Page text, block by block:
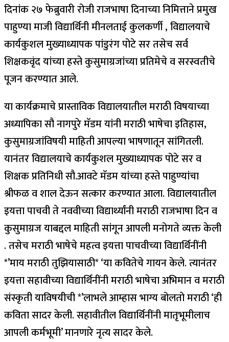
दिनांक २७ फेब्रुवारी रोजी राजभाषा दिनाच्या निमित्ताने प्रमुख
पाहुण्या माजी विद्यार्थिनी मीनलताई कुलकर्णी , विद्यालयाचे
कार्यकुशल मुख्याध्यापक पांडुरंग पोटे सर तसेच सर्व
शिक्षकवृंद यांच्या हस्ते कुसुमाग्रजांच्या प्रतिमेचे व सरस्वतीचे
पूजन करण्यात आले.
या कार्यक्रमाचे प्रास्ताविक विद्यालयातील मराठी विषयाच्या
अध्यापिका सौ नागपुरे मॅडम यांनी मराठी भाषेचा इतिहास,
कुसुमाग्रजांविषयी माहिती आपल्या भाषणातून सांगितली.
यानंतर विद्यालयाचे कार्यकुशल मुख्याध्यापक पोटे सर व
शिक्षक प्रतिनिधी सौ.आवटे मॅडम यांच्या हस्ते पाहुण्यांचा
श्रीफळ व शाल देऊन सत्कार करण्यात आला. विद्यालयातील
इयत्ता पाचवी ते नववीच्या विद्यार्थ्यांनी मराठी राजभाषा दिन व
कुसुमाग्रज याबद्दल माहिती सांगून आपली मनोगते व्यक्त केली
. तसेच मराठी भाषेचे महत्व इयत्ता पाचवीच्या विद्यार्थिनींनी
*’माय मराठी तुझियासाठी* ‘या कवितेचे गायन केले. त्यानंतर
इयत्ता सहावीच्या विद्यार्थिनींनी मराठी भाषेचा अभिमान व मराठी
संस्कृती याविषयीची *’लाभले आम्हास भाग्य बोलतो मराठी ‘ही
कविता सादर केली. सहावीतील विद्यार्थिनींनी मातृभूमीलाच
आपली कर्मभूमी’ मानणारे नृत्य सादर केले.